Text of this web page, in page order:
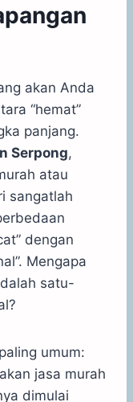
akan Anda
“hemat”
panjang.
Serpong,
atau
sangatlah
dengan
Mengapa
satu-
umum:
jasa murah
dimulai